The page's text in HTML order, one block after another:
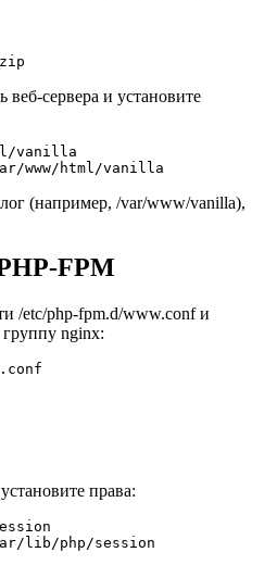
веб-сервера и установите
vanilla
www/html/vanilla
(например, /var/www/vanilla),
FPM
/etc/php-fpm.d/www.conf и
группу nginx:
права:
lib/php/session